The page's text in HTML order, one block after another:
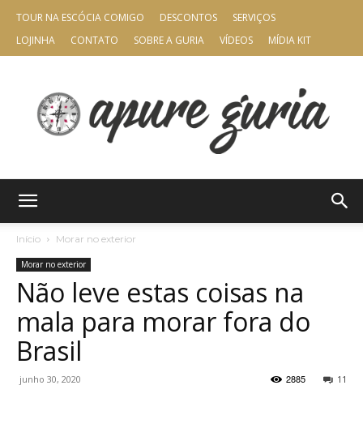
TOUR NA ESCÓCIA COMIGO DESCONTOS
SERVIÇOS
LOJINHA
CONTATO SOBRE A GURIA VÍDEOS MÍDIA KIT
Guria
Início Morar no exterior
Morar no exterior
Não leve estas coisas na
mala para morar fora do
Brasil
junho 30, 2020 11
2885